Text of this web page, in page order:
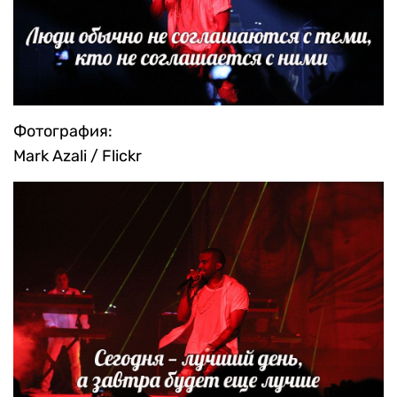
Фотография:
Mark Azali / Flickr